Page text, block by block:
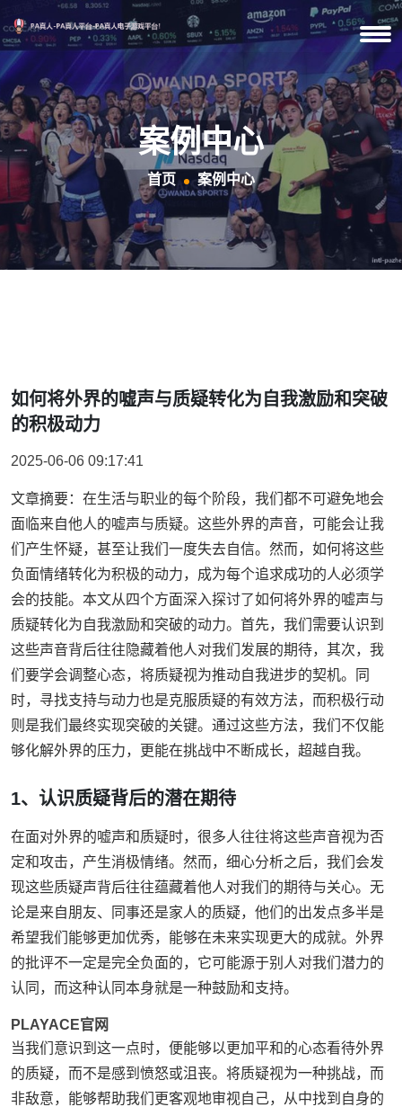
案例中心
首页 案例中心
如何将外界的嘘声与质疑转化为自我激励和突破
的积极动力
2025-06-06 09:17:41
文章摘要：在生活与职业的每个阶段，我们都不可避免地会
面临来自他人的嘘声与质疑。这些外界的声音，可能会让我
们产生怀疑，甚至让我们一度失去自信。然而，如何将这些
负面情绪转化为积极的动力，成为每个追求成功的人必须学
会的技能。本文从四个方面深入探讨了如何将外界的嘘声与
质疑转化为自我激励和突破的动力。首先，我们需要认识到
这些声音背后往往隐藏着他人对我们发展的期待，其次，我
们要学会调整心态，将质疑视为推动自我进步的契机。同
时，寻找支持与动力也是克服质疑的有效方法，而积极行动
则是我们最终实现突破的关键。通过这些方法，我们不仅能
够化解外界的压力，更能在挑战中不断成长，超越自我。
1、认识质疑背后的潜在期待
在面对外界的嘘声和质疑时，很多人往往将这些声音视为否
定和攻击，产生消极情绪。然而，细心分析之后，我们会发
现这些质疑声背后往往蕴藏着他人对我们的期待与关心。无
论是来自朋友、同事还是家人的质疑，他们的出发点多半是
希望我们能够更加优秀，能够在未来实现更大的成就。外界
的批评不一定是完全负面的，它可能源于别人对我们潜力的
认同，而这种认同本身就是一种鼓励和支持。
PLAYACE官网
当我们意识到这一点时，便能够以更加平和的心态看待外界
的质疑，而不是感到愤怒或沮丧。将质疑视为一种挑战，而
非敌意，能够帮助我们更客观地审视自己，从中找到自身的